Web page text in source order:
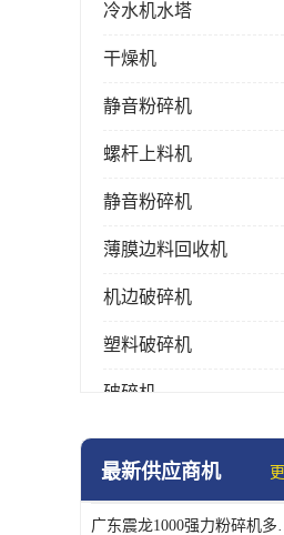
冷水机水塔
干燥机
静音粉碎机
螺杆上料机
静音粉碎机
薄膜边料回收机
机边破碎机
塑料破碎机
破碎机
强力粉碎机
最新供应商机
广东震龙